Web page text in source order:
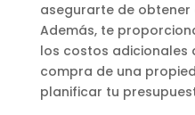
asegurarte de
Además, te
los costos adicionales
compra de una
planificar tu